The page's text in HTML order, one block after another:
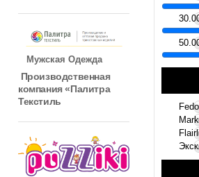
Мужская Одежда
Производственная
компания «Палитра
Текстиль